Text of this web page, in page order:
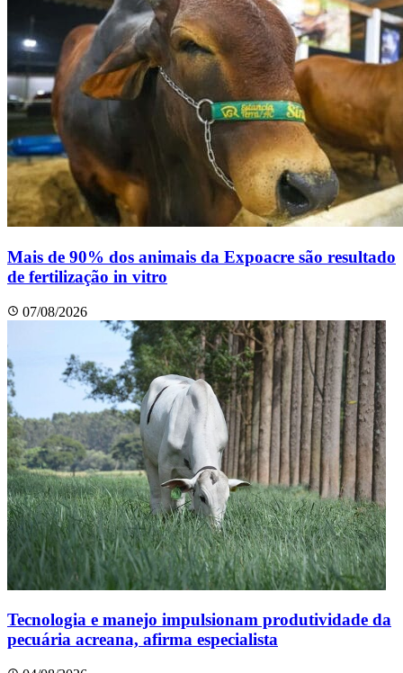
Mais de 90% dos animais da Expoacre são resultado
de fertilização in vitro
07/08/2026
Tecnologia e manejo impulsionam produtividade da
pecuária acreana, afirma especialista